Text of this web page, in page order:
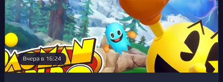
Вчера в 16:24